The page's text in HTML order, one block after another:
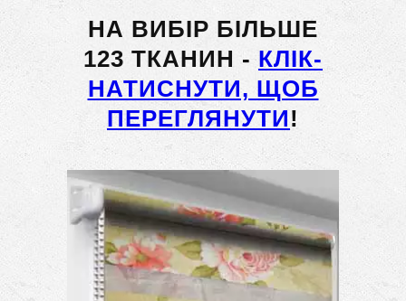
НА ВИБІР БІЛЬШЕ
123 ТКАНИН - КЛІК-
НАТИСНУТИ, ЩОБ
ПЕРЕГЛЯНУТИ!